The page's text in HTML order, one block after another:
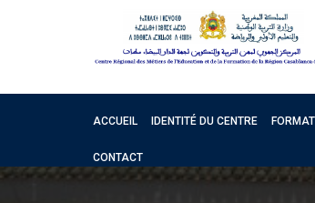
CRMEF
ACCUEIL IDENTITÉ DU CENTRE
CONTACT